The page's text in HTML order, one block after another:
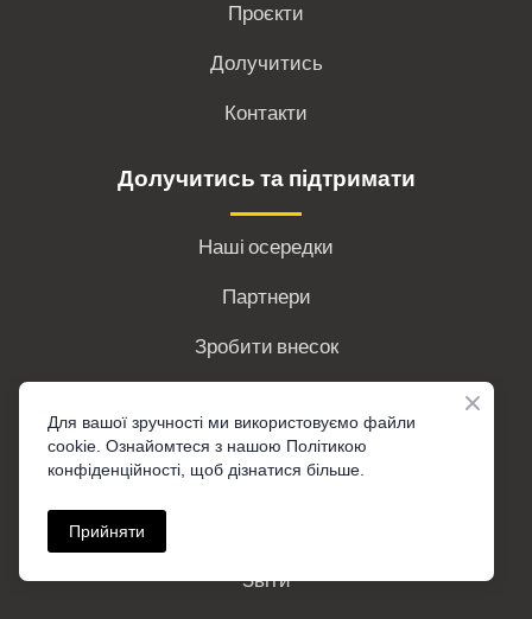
Проєкти
Долучитись
Контакти
Долучитись та підтримати
Наші осередки
Партнери
Зробити внесок
Інформація
Політики ГО
Звіти
Для вашої зручності ми використовуємо файли
cookie. Ознайомтеся з нашою Політикою
конфіденційності, щоб дізнатися більше.
Прийняти